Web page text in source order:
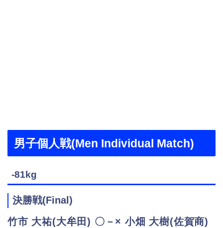
男子個人戦(Men Individual Match)
-81kg
決勝戦(Final)
竹市 大祐(大牟田) 〇－× 小畑 大樹(佐賀商)